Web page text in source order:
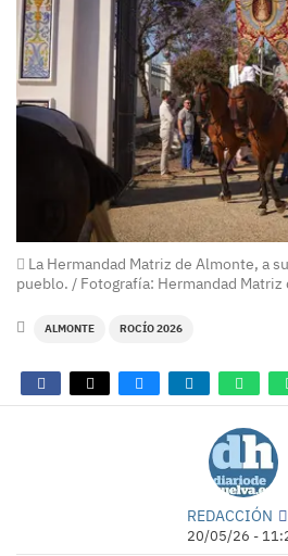
La Hermandad Matriz de Almonte, a
pueblo. / Fotografía: Hermandad Matriz
ALMONTE ROCÍO 2026
REDACCIÓN
20/05/26 -